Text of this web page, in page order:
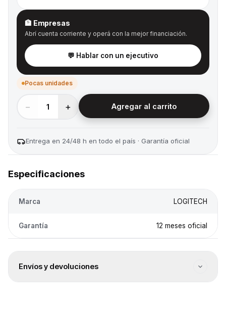
🏦 Empresas
Abrí cuenta corriente y operá con la mejor financiación.
💬 Hablar con un ejecutivo
Pocas unidades
− 1 + Agregar al carrito
Entrega en 24/48 h en todo el país · Garantía oficial
Especificaciones
Marca LOGITECH
Garantía 12 meses oficial
Envíos y devoluciones